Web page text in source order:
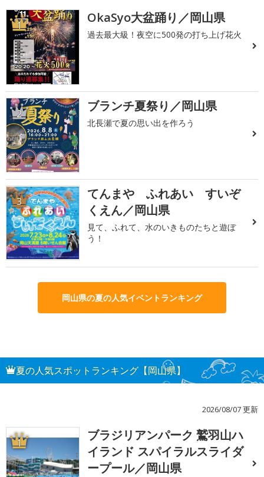
1 OkaSyo大盆踊り／岡山県
過去最大級！夜空に500発の打ち上げ花火
2 ブランチ夏祭り／岡山県
北長瀬で夏の思い出を作ろう
3
てんまや ふれあい すいぞ
くえん／岡山県
見て、ふれて、水のいきものたちと遊ぼ
う！
岡山県の夏の人気イベントランキング
夏の人気スポットランキング【岡山県】
2026/08/07 更新
1
ブラジリアンパーク 鷲羽山ハ
イランド スパイラルスライダ
ープール／岡山県